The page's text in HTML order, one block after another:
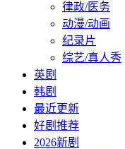
律政/医务
动漫/动画
纪录片
综艺/真人秀
英剧
韩剧
最近更新
好剧推荐
2026新剧